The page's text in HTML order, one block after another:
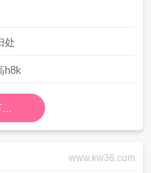
处
h8k
www.kw36.com